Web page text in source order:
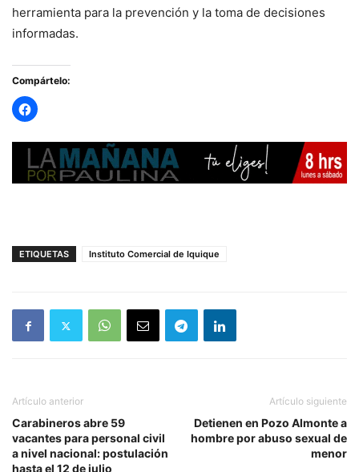
herramienta para la prevención y la toma de decisiones
informadas.
Compártelo:
ETIQUETAS Instituto Comercial de Iquique
Artículo anterior
Carabineros abre 59
vacantes para personal civil
a nivel nacional: postulación
hasta el 12 de julio
Artículo siguiente
Detienen en Pozo Almonte a
hombre por abuso sexual de
menor